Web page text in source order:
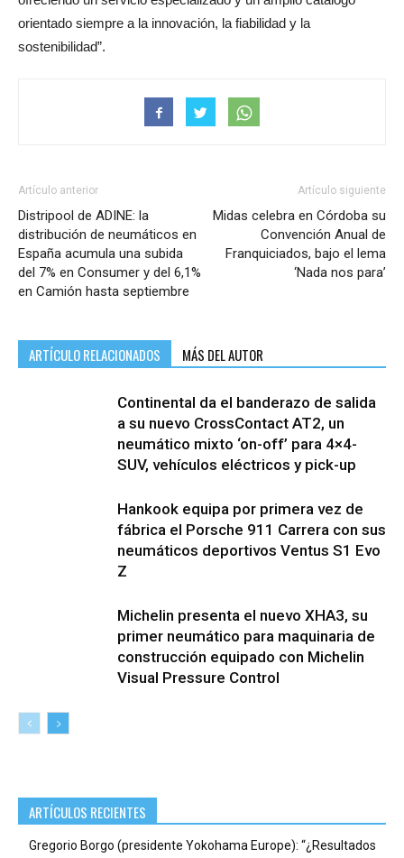
orientado siempre a la innovación, la fiabilidad y la
sostenibilidad”.
Artículo anterior
Distripool de ADINE: la
distribución de neumáticos en
España acumula una subida
del 7% en Consumer y del 6,1%
en Camión hasta septiembre
Artículo siguiente
Midas celebra en Córdoba su
Convención Anual de
Franquiciados, bajo el lema
‘Nada nos para’
ARTÍCULO RELACIONADOS MÁS DEL AUTOR
Continental da el banderazo de salida
a su nuevo CrossContact AT2, un
neumático mixto ‘on-off’ para 4×4-
SUV, vehículos eléctricos y pick-up
Hankook equipa por primera vez de
fábrica el Porsche 911 Carrera con sus
neumáticos deportivos Ventus S1 Evo
Z
Michelin presenta el nuevo XHA3, su
primer neumático para maquinaria de
construcción equipado con Michelin
Visual Pressure Control
ARTÍCULOS RECIENTES
Gregorio Borgo (presidente Yokohama Europe): “¿Resultados